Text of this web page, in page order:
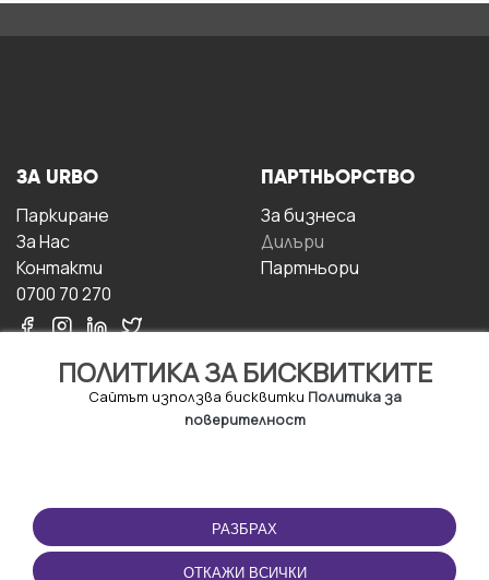
ПОЛИТИКА ЗА БИСКВИТКИТЕ
Сайтът използва бисквитки Политика за
поверителност
РАЗБРАХ
ОТКАЖИ ВСИЧКИ
ЗА URBO
Паркиране
За Hас
Контакти
0700 70 270
ПАРТНЬОРСТВО
За бизнесa
Дилъри
Партньори
ПОЛЗВАНЕ
Правила и условия за
ползване
ПРИЛОЖЕНИЕТО